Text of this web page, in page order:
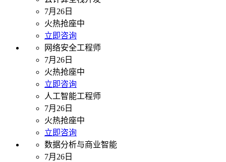
7月26日
火热抢座中
立即咨询
网络安全工程师
7月26日
火热抢座中
立即咨询
人工智能工程师
7月26日
火热抢座中
立即咨询
数据分析与商业智能
7月26日